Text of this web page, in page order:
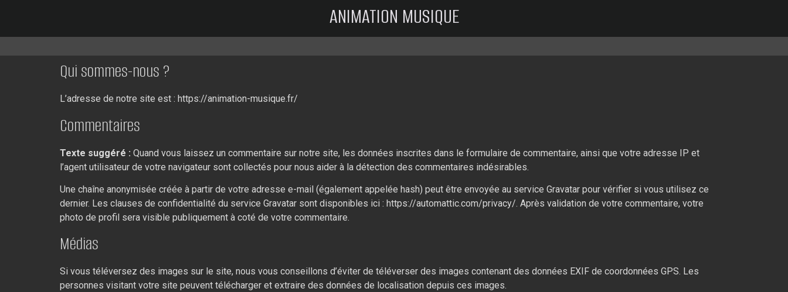
ANIMATION MUSIQUE
Qui sommes-nous ?
L’adresse de notre site est : https://animation-musique.fr/
Commentaires
Texte suggéré : Quand vous laissez un commentaire sur notre site, les données inscrites dans le formulaire de commentaire, ainsi que votre adresse IP et
l’agent utilisateur de votre navigateur sont collectés pour nous aider à la détection des commentaires indésirables.
Une chaîne anonymisée créée à partir de votre adresse e-mail (également appelée hash) peut être envoyée au service Gravatar pour vérifier si vous utilisez ce
dernier. Les clauses de confidentialité du service Gravatar sont disponibles ici : https://automattic.com/privacy/. Après validation de votre commentaire, votre
photo de profil sera visible publiquement à coté de votre commentaire.
Médias
Si vous téléversez des images sur le site, nous vous conseillons d’éviter de téléverser des images contenant des données EXIF de coordonnées GPS. Les
personnes visitant votre site peuvent télécharger et extraire des données de localisation depuis ces images.